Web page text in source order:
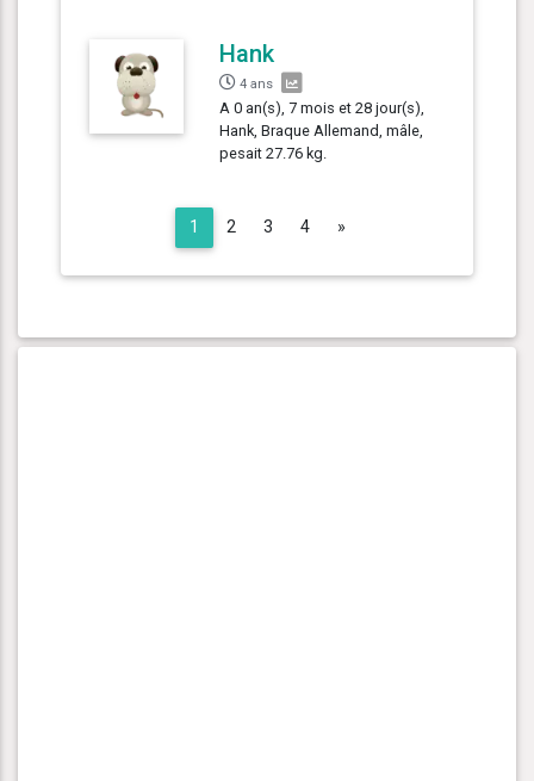
Hank
4 ans
A 0 an(s), 7 mois et 28 jour(s),
Hank, Braque Allemand, mâle,
pesait 27.76 kg.
1 2 3 4 »Next